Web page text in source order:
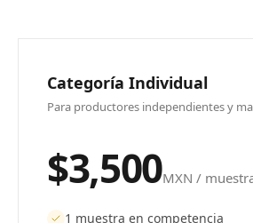
Categoría Individual
Para productores independientes y
$3,500MXN /
1 muestra en competencia